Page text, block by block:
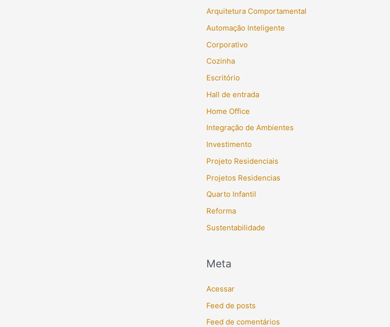
Arquitetura Comportamental
Automação Inteligente
Corporativo
Cozinha
Escritório
Hall de entrada
Home Office
Integração de Ambientes
Investimento
Projeto Residenciais
Projetos Residencias
Quarto Infantil
Reforma
Sustentabilidade
Meta
Acessar
Feed de posts
Feed de comentários